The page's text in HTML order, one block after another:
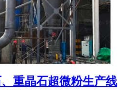
重晶石超微粉生产线